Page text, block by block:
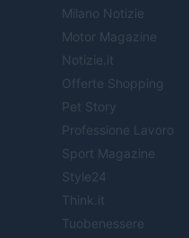
Milano Notizie
Motor Magazine
Notizie.it
Offerte Shopping
Pet Story
Professione Lavoro
Sport Magazine
Style24
Think.it
Tuobenessere